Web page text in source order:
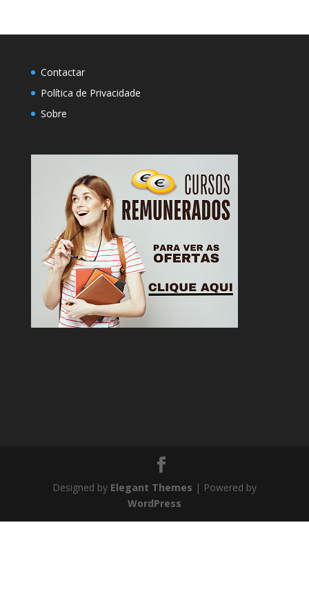
Contactar
Política de Privacidade
Sobre
Designed by Elegant Themes | Powered by
WordPress